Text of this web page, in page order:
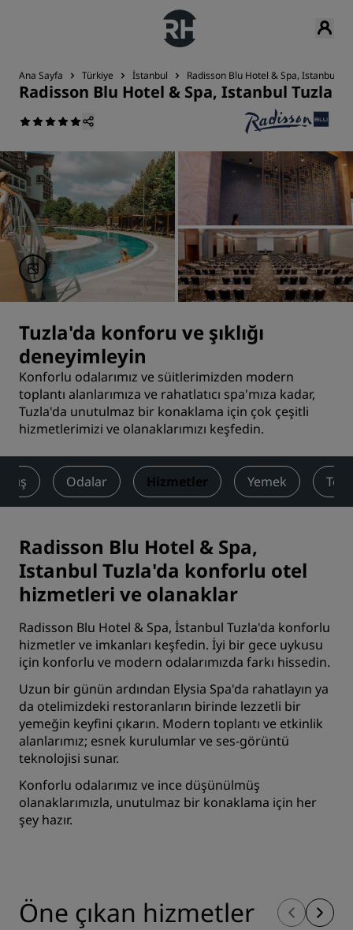
Ana Sayfa Türkiye İstanbul Radisson Blu Hotel & Spa, Istanbul
Radisson Blu Hotel & Spa, Istanbul Tuzla
Tuzla'da konforu ve şıklığı
deneyimleyin
Konforlu odalarımız ve süitlerimizden modern
toplantı alanlarımıza ve rahatlatıcı spa'mıza kadar,
Tuzla'da unutulmaz bir konaklama için çok çeşitli
hizmetlerimizi ve olanaklarımızı keşfedin.
Odalar Hizmetler Yemek
Radisson Blu Hotel & Spa,
Istanbul Tuzla'da konforlu otel
hizmetleri ve olanaklar
Radisson Blu Hotel & Spa, İstanbul Tuzla'da konforlu
hizmetler ve imkanları keşfedin. İyi bir gece uykusu
için konforlu ve modern odalarımızda farkı hissedin.
Uzun bir günün ardından Elysia Spa'da rahatlayın ya
da otelimizdeki restoranların birinde lezzetli bir
yemeğin keyfini çıkarın. Modern toplantı ve etkinlik
alanlarımız; esnek kurulumlar ve ses-görüntü
teknolojisi sunar.
Konforlu odalarımız ve ince düşünülmüş
olanaklarımızla, unutulmaz bir konaklama için her
şey hazır.
Öne çıkan hizmetler